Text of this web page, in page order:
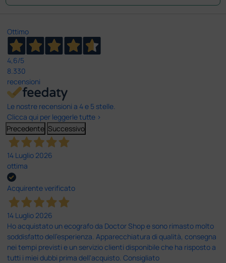
Ottimo
4,6/5
8.330
recensioni
Le nostre recensioni a 4 e 5 stelle.
Clicca qui per leggerle tutte >
Precedente Successivo
14 Luglio 2026
ottima
Acquirente verificato
14 Luglio 2026
Ho acquistato un ecografo da Doctor Shop e sono rimasto molto
soddisfatto dell'esperienza. Apparecchiatura di qualità, consegna
nei tempi previsti e un servizio clienti disponibile che ha risposto a
tutti i miei dubbi prima dell'acquisto. Consigliato